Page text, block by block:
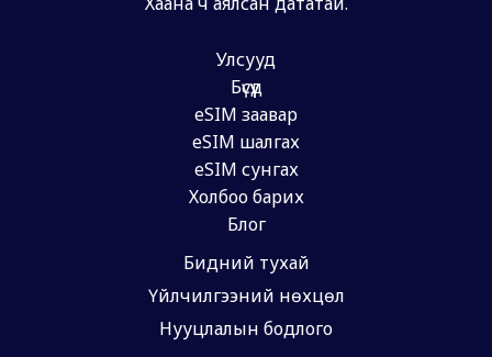
Улсууд
Бүсүүд
eSIM заавар
eSIM шалгах
eSIM сунгах
Холбоо барих
Блог
Бидний тухай
Үйлчилгээний нөхцөл
Нууцлалын бодлого